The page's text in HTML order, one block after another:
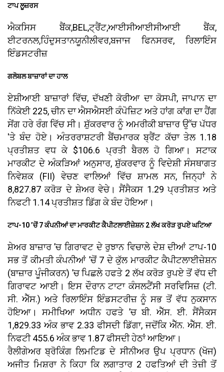
ਟਾਪ ਲੂਜ਼ਰਸ
ਐਕਸਿਸ ਬੈਂਕ,BEL,ਟ੍ਰੈਂਟ,ਆਈਸੀਆਈਸੀਆਈ ਬੈਂਕ,
ਈਟਰਨਲ,ਹਿੰਦੁਸਤਾਨਯੂਨੀਲੀਵਰ,ਬਜਾਜ ਫਿਨਸਰਵ, ਰਿਲਾਇੰਸ
ਇੰਡਸਟਰੀਜ਼
ਗਲੋਬਲ ਬਾਜ਼ਾਰਾਂ ਦਾ ਹਾਲ
ਏਸ਼ੀਆਈ ਬਾਜ਼ਾਰਾਂ ਵਿੱਚ, ਦੱਖਣੀ ਕੋਰੀਆ ਦਾ ਕੋਸਪੀ, ਜਾਪਾਨ ਦਾ
ਨਿੱਕੇਈ 225, ਚੀਨ ਦਾ ਐਸਐਸਈ ਕੰਪੋਜ਼ਿਟ ਅਤੇ ਹਾਂਗ ਕਾਂਗ ਦਾ ਹੈਂਗ
ਸੇਂਗ ਹਰੇ ਰੰਗ ਵਿੱਚ ਸੀ। ਸ਼ੁੱਕਰਵਾਰ ਨੂੰ ਅਮਰੀਕੀ ਬਾਜ਼ਾਰ ਉੱਚ ਪੱਧਰ
'ਤੇ ਬੰਦ ਹੋਏ। ਅੰਤਰਰਾਸ਼ਟਰੀ ਬੈਂਚਮਾਰਕ ਬ੍ਰੈਂਟ ਕੱਚਾ ਤੇਲ 1.18
ਪ੍ਰਤੀਸ਼ਤ ਵਧ ਕੇ $106.6 ਪ੍ਰਤੀ ਬੈਰਲ ਹੋ ਗਿਆ। ਸਟਾਕ
ਮਾਰਕੀਟ ਦੇ ਅੰਕੜਿਆਂ ਅਨੁਸਾਰ, ਸ਼ੁੱਕਰਵਾਰ ਨੂੰ ਵਿਦੇਸ਼ੀ ਸੰਸਥਾਗਤ
ਨਿਵੇਸ਼ਕ (FII) ਵੇਚਣ ਵਾਲਿਆਂ ਵਿੱਚ ਸ਼ਾਮਲ ਸਨ, ਜਿਨ੍ਹਾਂ ਨੇ
8,827.87 ਕਰੋੜ ਦੇ ਸ਼ੇਅਰ ਵੇਚੇ। ਸੈਂਸੈਕਸ 1.29 ਪ੍ਰਤੀਸ਼ਤ ਅਤੇ
ਨਿਫਟੀ 1.14 ਪ੍ਰਤੀਸ਼ਤ ਡਿੱਗ ਕੇ ਬੰਦ ਹੋਇਆ।
ਟਾਪ-10 ’ਚੋਂ 7 ਕੰਪਨੀਆਂ ਦਾ ਮਾਰਕੀਟ ਕੈਪੀਟਲਾਈਜ਼ੇਸ਼ਨ 2 ਲੱਖ ਕਰੋੜ ਰੁਪਏ ਘਟਿਆ
ਸ਼ੇਅਰ ਬਾਜ਼ਾਰ ’ਚ ਗਿਰਾਵਟ ਦੇ ਰੁਝਾਨ ਵਿਚਾਲੇ ਦੇਸ਼ ਦੀਆਂ ਟਾਪ-10
ਸਭ ਤੋਂ ਕੀਮਤੀ ਕੰਪਨੀਆਂ ’ਚੋਂ 7 ਦੇ ਕੁੱਲ ਮਾਰਕੀਟ ਕੈਪੀਟਲਾਈਜ਼ੇਸ਼ਨ
(ਬਾਜ਼ਾਰ ਪੂੰਜੀਕਰਨ) ’ਚ ਪਿਛਲੇ ਹਫਤੇ 2 ਲੱਖ ਕਰੋੜ ਰੁਪਏ ਤੋਂ ਵੱਧ ਦੀ
ਗਿਰਾਵਟ ਆਈ। ਇਸ ਦੌਰਾਨ ਟਾਟਾ ਕੰਸਲਟੈਂਸੀ ਸਰਵਿਸਿਜ਼ (ਟੀ.
ਸੀ. ਐੱਸ.) ਅਤੇ ਰਿਲਾਇੰਸ ਇੰਡਸਟਰੀਜ਼ ਨੂੰ ਸਭ ਤੋਂ ਵੱਧ ਨੁਕਸਾਨ
ਹੋਇਆ। ਸਮੀਖਿਆ ਅਧੀਨ ਹਫਤੇ ’ਚ ਬੀ. ਐੱਸ. ਈ. ਸੈਂਸੈਕਸ
1,829.33 ਅੰਕ ਭਾਵ 2.33 ਫੀਸਦੀ ਡਿੱਗਾ, ਜਦੋਂਕਿ ਐੱਨ. ਐੱਸ. ਈ.
ਨਿਫਟੀ 455.6 ਅੰਕ ਭਾਵ 1.87 ਫੀਸਦੀ ਹੇਠਾਂ ਆਇਆ।
ਰੈਲੀਗੇਅਰ ਬ੍ਰੋਕਿੰਗ ਲਿਮਟਿਡ ਦੇ ਸੀਨੀਅਰ ਉਪ ਪ੍ਰਧਾਨ (ਖੋਜ)
ਅਜੀਤ ਮਿਸ਼ਰਾ ਨੇ ਕਿਹਾ ਕਿ ਲਗਾਤਾਰ 2 ਹਫਤਿਆਂ ਦੀ ਤੇਜ਼ੀ ਤੋਂ